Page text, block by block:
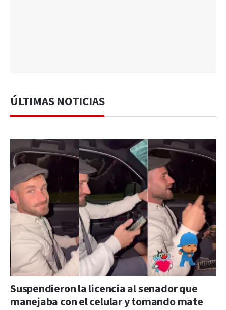
ÚLTIMAS NOTICIAS
Suspendieron la licencia al senador que
manejaba con el celular y tomando mate